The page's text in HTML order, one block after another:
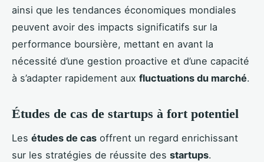
ainsi que les tendances économiques mondiales
peuvent avoir des impacts significatifs sur la
performance boursière, mettant en avant la
nécessité d’une gestion proactive et d’une capacité
à s’adapter rapidement aux fluctuations du marché.
Études de cas de startups à fort potentiel
Les études de cas offrent un regard enrichissant
sur les stratégies de réussite des startups.